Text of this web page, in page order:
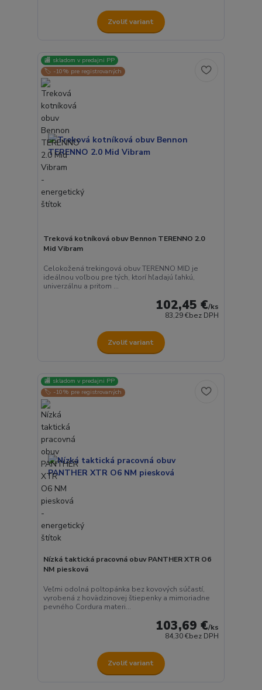
Zvoliť variant
🏬 skladom v predajni PP
🏷️ -10% pre registrovaných
Treková kotníková obuv Bennon TERENNO 2.0
Mid Vibram
Celokožená trekingová obuv TERENNO MID je
ideálnou voľbou pre tých, ktorí hľadajú ľahkú,
univerzálnu a pritom ...
102,45 €/ks
83,29 €bez DPH
Zvoliť variant
🏬 skladom v predajni PP
🏷️ -10% pre registrovaných
Nízká taktická pracovná obuv PANTHER XTR O6
NM piesková
Veľmi odolná poltopánka bez kovových súčastí,
vyrobená z hovädzinovej štiepenky a mimoriadne
pevného Cordura materi...
103,69 €/ks
84,30 €bez DPH
Zvoliť variant